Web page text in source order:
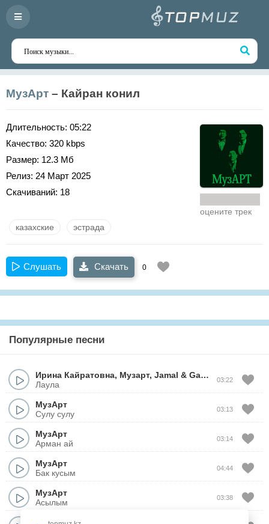
МузАрт – Кайран конил
Длительность: 05:22
Качество: 320 kbps
Размер: 12.3 Мб
Релиз: 24 Март 2025
Скачиваний: 18
оцените трек
казахские эстрада
Слушать Скачать 0
Популярные песни
Ирина Кайратовна, Музарт, Jamal & Ganja
Лаула
03:22
МузАрт
Сулу сулу
03:13
МузАрт
Арман ай
03:14
МузАрт
Бак кусым
04:44
МузАрт
Асылым
03:38
МузАрт